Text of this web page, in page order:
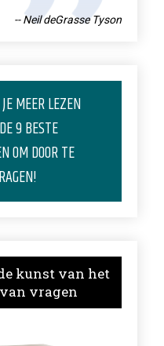
-- Neil deGrasse Tyson
MEER LEZEN
9 BESTE
OM DOOR TE
kunst van het
vragen